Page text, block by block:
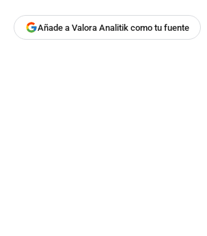
Añade a Valora Analitik como tu fuente